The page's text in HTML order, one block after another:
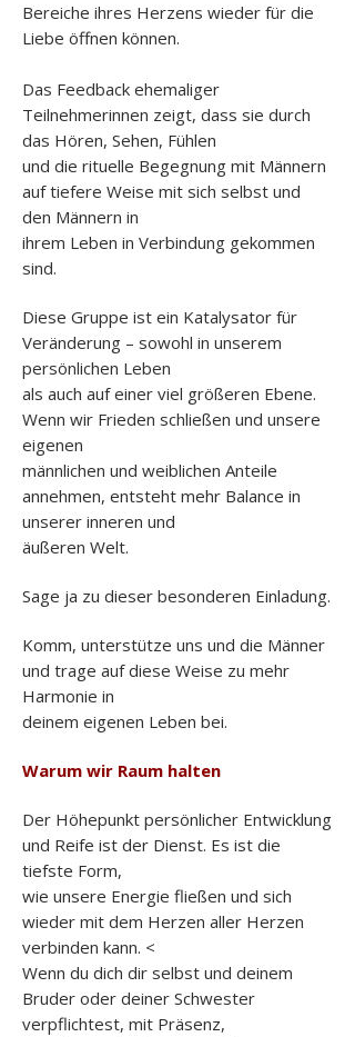
Bereiche ihres Herzens wieder für die
Liebe öffnen können.
Das Feedback ehemaliger
Teilnehmerinnen zeigt, dass sie durch
das Hören, Sehen, Fühlen
und die rituelle Begegnung mit Männern
auf tiefere Weise mit sich selbst und
den Männern in
ihrem Leben in Verbindung gekommen
sind.
Diese Gruppe ist ein Katalysator für
Veränderung – sowohl in unserem
persönlichen Leben
als auch auf einer viel größeren Ebene.
Wenn wir Frieden schließen und unsere
eigenen
männlichen und weiblichen Anteile
annehmen, entsteht mehr Balance in
unserer inneren und
äußeren Welt.
Sage ja zu dieser besonderen Einladung.
Komm, unterstütze uns und die Männer
und trage auf diese Weise zu mehr
Harmonie in
deinem eigenen Leben bei.
Warum wir Raum halten
Der Höhepunkt persönlicher Entwicklung
und Reife ist der Dienst. Es ist die
tiefste Form,
wie unsere Energie fließen und sich
wieder mit dem Herzen aller Herzen
verbinden kann. <
Wenn du dich dir selbst und deinem
Bruder oder deiner Schwester
verpflichtest, mit Präsenz,